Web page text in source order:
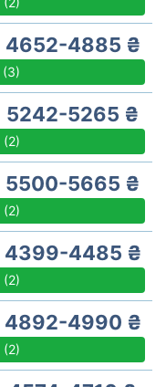
4652-4885 ₴
(3)
5242-5265 ₴
(2)
5500-5665 ₴
(2)
4399-4485 ₴
(2)
4892-4990 ₴
(2)